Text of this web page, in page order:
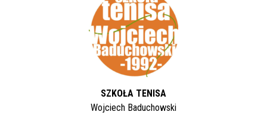
SZKOŁA TENISA
Wojciech Baduchowski